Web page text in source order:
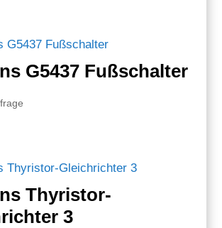
G5437 Fußschalter
Thyristor-
3